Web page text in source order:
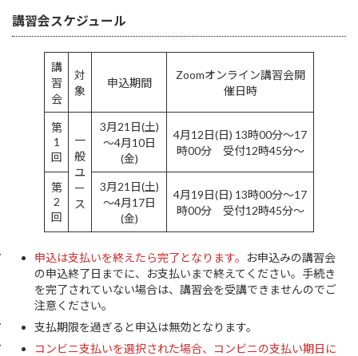
講習会スケジュール
講
習
会
対
象
申込期間
Zoomオンライン講習会開
催日時
第
1
回
一
般
ユ
ー
ス
3月21日(土)
～4月10日
(金)
4月12日(日) 13時00分～17
時00分 受付12時45分～
第
2
回
3月21日(土)
～4月17日
(金)
4月19日(日) 13時00分～17
時00分 受付12時45分～
申込は支払いを終えたら完了となります。
お申込みの講習会
の申込終了日までに、お支払いまで終えてください。手続き
を完了されていない場合は、講習会を受講できませんのでご
注意ください。
支払期限を過ぎると申込は無効となります。
コンビニ支払いを選択された場合、コンビニの支払い期日に